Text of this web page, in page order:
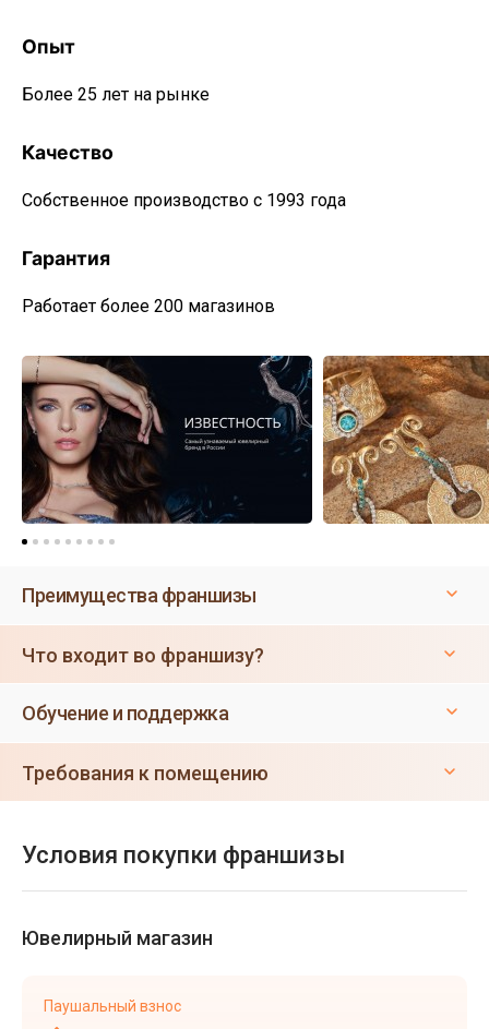
Опыт
Более 25 лет на рынке
Качество
Собственное производство с 1993 года
Гарантия
Работает более 200 магазинов
Преимущества франшизы
Что входит во франшизу?
Обучение и поддержка
Требования к помещению
Условия покупки франшизы
Ювелирный магазин
Паушальный взнос